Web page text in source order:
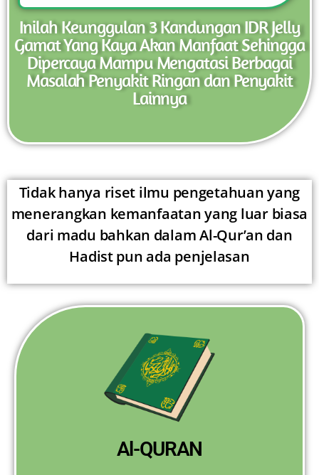
Inilah Keunggulan 3 Kandungan IDR Jelly
Gamat Yang Kaya Akan Manfaat Sehingga
Dipercaya Mampu Mengatasi Berbagai
Masalah Penyakit Ringan dan Penyakit
Lainnya
Tidak hanya riset ilmu pengetahuan yang
menerangkan kemanfaatan yang luar biasa
dari madu bahkan dalam Al-Qur’an dan
Hadist pun ada penjelasan
Al-QURAN